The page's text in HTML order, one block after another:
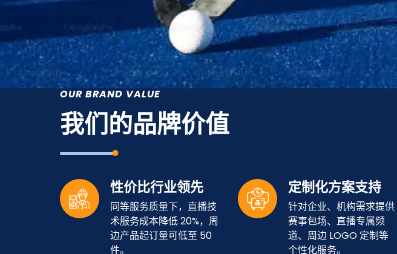
OUR BRAND VALUE
我们的品牌价值
性价比行业领先
同等服务质量下，直播技
术服务成本降低 20%，周
边产品起订量可低至 50
件。
定制化方案支持
针对企业、机构需求提供
赛事包场、直播专属频
道、周边 LOGO 定制等
个性化服务。